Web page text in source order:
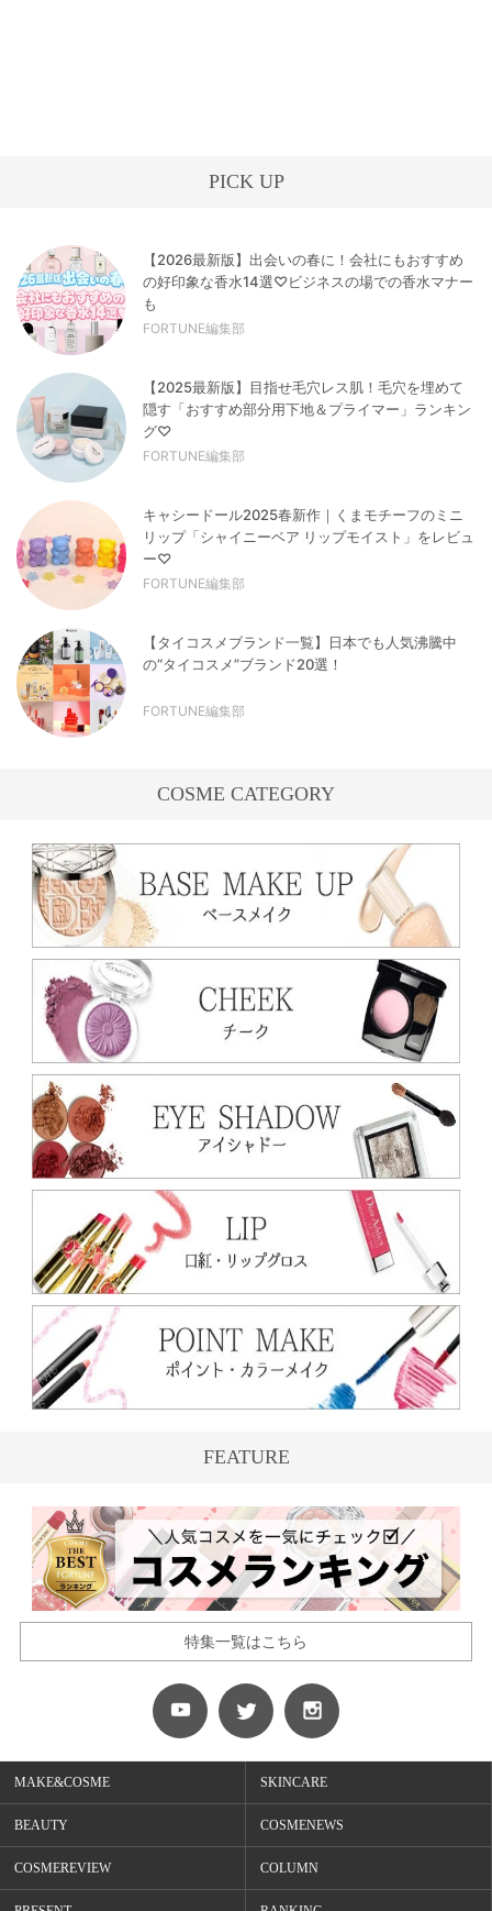
PICK UP
【2026最新版】出会いの春に！会社にもおすすめ
の好印象な香水14選♡ビジネスの場での香水マナー
も
FORTUNE編集部
【2025最新版】目指せ毛穴レス肌！毛穴を埋めて
隠す「おすすめ部分用下地＆プライマー」ランキン
グ♡
FORTUNE編集部
キャシードール2025春新作｜くまモチーフのミニ
リップ「シャイニーベア リップモイスト」をレビュ
ー♡
FORTUNE編集部
【タイコスメブランド一覧】日本でも人気沸騰中
の“タイコスメ”ブランド20選！
FORTUNE編集部
COSME CATEGORY
FEATURE
特集一覧はこちら
MAKE&COSME SKINCARE
BEAUTY COSMENEWS
COSMEREVIEW COLUMN